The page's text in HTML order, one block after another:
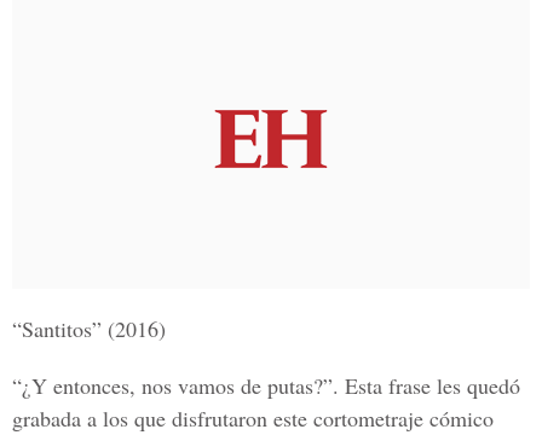
“Santitos” (2016)
“¿Y entonces, nos vamos de putas?”. Esta frase les quedó
grabada a los que disfrutaron este cortometraje cómico